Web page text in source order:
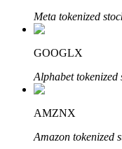
Affiliés Bitrue
Meta tokenized
GOOGLX
Alphabet tokenized
AMZNX
Amazon tokenized